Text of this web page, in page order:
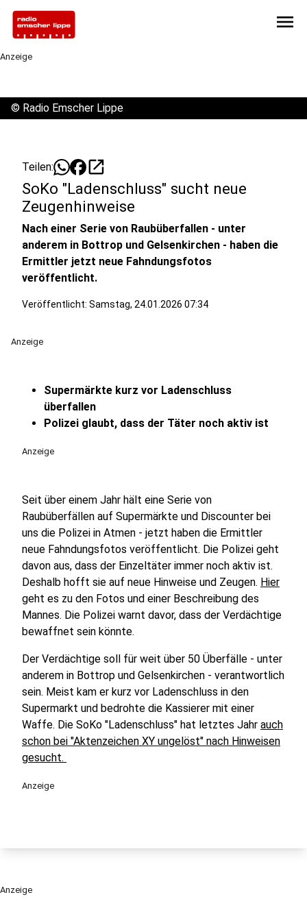
menu
Anzeige
© Radio Emscher Lippe
Teilen: open_in_new
SoKo "Ladenschluss" sucht neue
Zeugenhinweise
Nach einer Serie von Raubüberfallen - unter
anderem in Bottrop und Gelsenkirchen - haben die
Ermittler jetzt neue Fahndungsfotos
veröffentlicht.
Veröffentlicht: Samstag, 24.01.2026 07:34
Anzeige
Supermärkte kurz vor Ladenschluss
überfallen
Polizei glaubt, dass der Täter noch aktiv ist
Anzeige
Seit über einem Jahr hält eine Serie von
Raubüberfällen auf Supermärkte und Discounter bei
uns die Polizei in Atmen - jetzt haben die Ermittler
neue Fahndungsfotos veröffentlicht. Die Polizei geht
davon aus, dass der Einzeltäter immer noch aktiv ist.
Deshalb hofft sie auf neue Hinweise und Zeugen. Hier
geht es zu den Fotos und einer Beschreibung des
Mannes. Die Polizei warnt davor, dass der Verdächtige
bewaffnet sein könnte.
Der Verdächtige soll für weit über 50 Überfälle - unter
anderem in Bottrop und Gelsenkirchen - verantwortlich
sein. Meist kam er kurz vor Ladenschluss in den
Supermarkt und bedrohte die Kassierer mit einer
Waffe. Die SoKo "Ladenschluss" hat letztes Jahr auch
schon bei "Aktenzeichen XY ungelöst" nach Hinweisen
gesucht.
Anzeige
Anzeige